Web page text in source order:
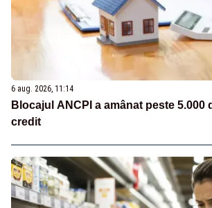
6 aug. 2026, 11:14
Blocajul ANCPI a amânat peste 5.000
credit